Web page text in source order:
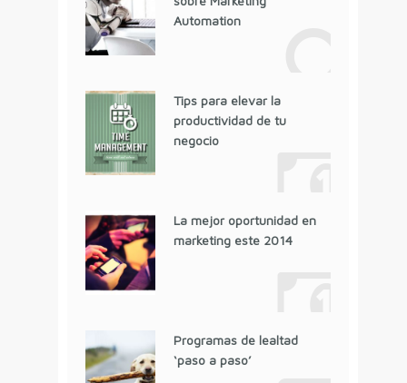
Automation
Tips para elevar la
productividad de tu
negocio
La mejor oportunidad en
marketing este 2014
Programas de lealtad
‘paso a paso’